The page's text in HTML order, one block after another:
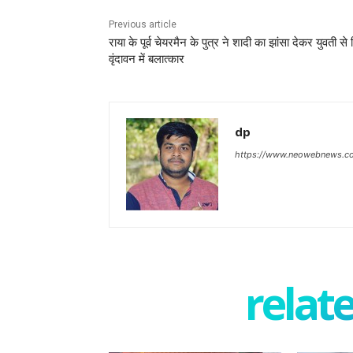
Previous article
राया के पूर्व चेयरमैन के पुत्र ने शादी का झांसा देकर युवती से
वृंदावन में बलात्कार
dp
https://